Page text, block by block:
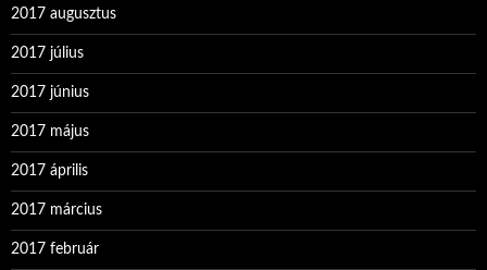
2017 augusztus
2017 július
2017 június
2017 május
2017 április
2017 március
2017 február